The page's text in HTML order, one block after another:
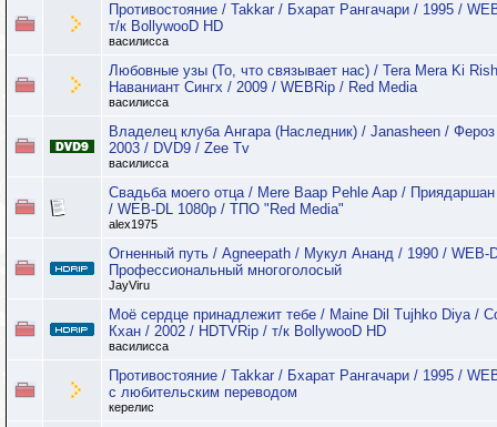
Противостояние / Takkar / Бхарат Рангачари / 1995 /
т/к BollywooD HD
василисса
Любовные узы (То, что связывает нас) / Tera Mera Ki
Наваниант Сингх / 2009 / WEBRip / Red Media
василисса
Владелец клуба Ангара (Наследник) / Janasheen /
2003 / DVD9 / Zee Tv
василисса
Свадьба моего отца / Mere Baap Pehle Aap /
/ WEB-DL 1080p / ТПО "Red Media"
alex1975
Огненный путь / Agneepath / Мукул Ананд / 1990 / WEB-
Профессиональный многоголосый
JayViru
Моё сердце принадлежит тебе / Maine Dil Tujhko Diya /
Кхан / 2002 / HDTVRip / т/к BollywooD HD
василисса
Противостояние / Takkar / Бхарат Рангачари / 1995 /
с любительским переводом
керелис